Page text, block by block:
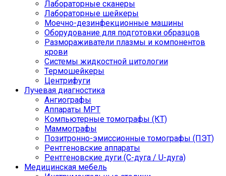
Лабораторные сканеры
Лабораторные шейкеры
Моечно-дезинфекционные машины
Оборудование для подготовки образцов
Размораживатели плазмы и компонентов
крови
Системы жидкостной цитологии
Термошейкеры
Центрифуги
Лучевая диагностика
Ангиографы
Аппараты МРТ
Компьютерные томографы (КТ)
Маммографы
Позитронно-эмиссионные томографы (ПЭТ)
Рентгеновские аппараты
Рентгеновские дуги (С-дуга / U-дуга)
Медицинская мебель